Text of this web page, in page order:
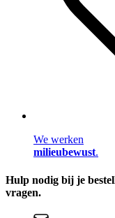
We werken
milieubewust.
Hulp nodig bij je
vragen.